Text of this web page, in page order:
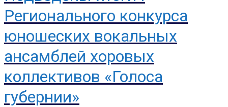
Регионального конкурса
юношеских вокальных
ансамблей хоровых
коллективов «Голоса
губернии»